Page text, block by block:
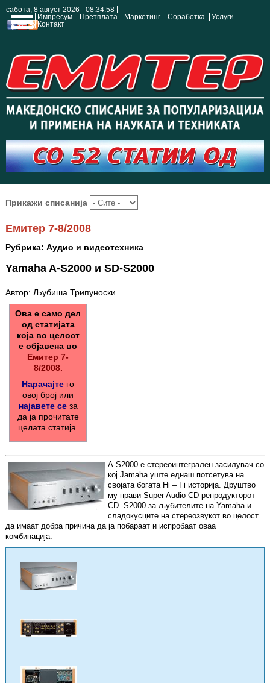
сабота, 8 август 2026 - 08:34:59
Импресум
Претплата Маркетинг Соработка
Услуги
Контакт
Прикажи списанија
Емитер 7-8/2008
Рубрика: Аудио и видеотехника
Yamaha A-S2000 и SD-S2000
Автор: Љубиша Трипуноски
Ова е само дел
од статијата
која во целост
е објавена во
Емитер 7-
8/2008.
Нарачајте го
овој број или
најавете сеза
да ја прочитате
целата статија.
A-S2000 е стереоинтегрален засилувач со
кој Jamaha уште еднаш потсетува на
својата богата Hi – Fi историја. Друштво
му прави Super Audio CD репродукторот
CD -S2000 за љубителите на Yamaha и
сладокусците на стереозвукот во целост
да имаат добра причина да ја побараат и испробаат оваа
комбинација.